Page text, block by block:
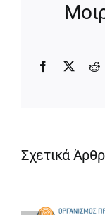
Facebook
X
Σχετικά